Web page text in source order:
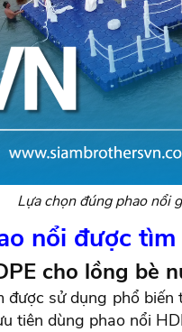
Lựa chọn đúng phao nổi
nổi được
cho lồng bè
sử dụng phổ biến
tiên dùng phao nổi